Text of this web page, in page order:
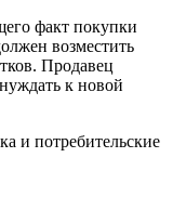
факт покупки
возместить
Продавец
к новой
и потребительские